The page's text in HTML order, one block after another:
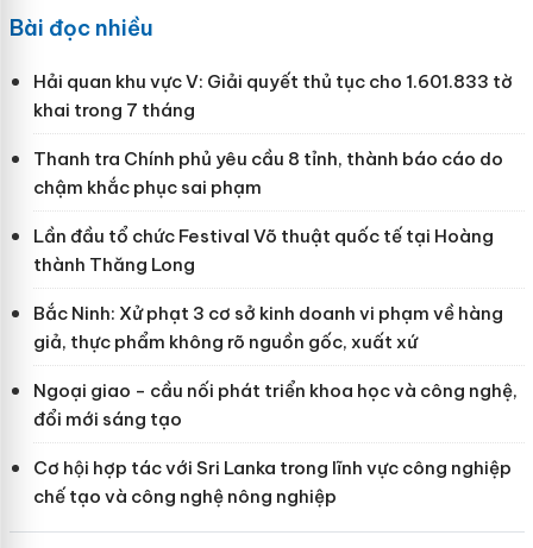
Bài đọc nhiều
Hải quan khu vực V: Giải quyết thủ tục cho 1.601.833 tờ
khai trong 7 tháng
Thanh tra Chính phủ yêu cầu 8 tỉnh, thành báo cáo do
chậm khắc phục sai phạm
Lần đầu tổ chức Festival Võ thuật quốc tế tại Hoàng
thành Thăng Long
Bắc Ninh: Xử phạt 3 cơ sở kinh doanh vi phạm về hàng
giả, thực phẩm không rõ nguồn gốc, xuất xứ
Ngoại giao - cầu nối phát triển khoa học và công nghệ,
đổi mới sáng tạo
Cơ hội hợp tác với Sri Lanka trong lĩnh vực công nghiệp
chế tạo và công nghệ nông nghiệp